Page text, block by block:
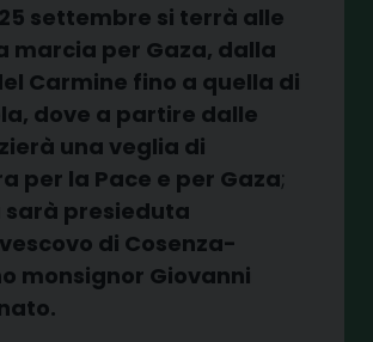
settembre si terrà alle
marcia per Gaza, dalla
Carmine fino a quella di
dove a partire dalle
una veglia di
per la Pace e per Gaza;
sarà presieduta
di Cosenza-
monsignor Giovanni